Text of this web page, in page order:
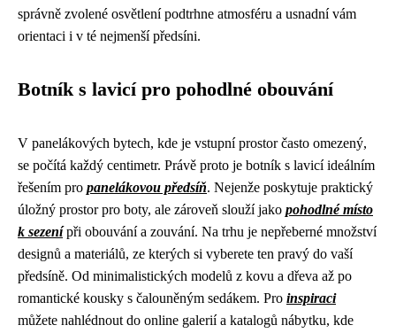
správně zvolené osvětlení podtrhne atmosféru a usnadní vám
orientaci i v té nejmenší předsíni.
Botník s lavicí pro pohodlné obouvání
V panelákových bytech, kde je vstupní prostor často omezený,
se počítá každý centimetr. Právě proto je botník s lavicí ideálním
řešením pro panelákovou předsíň. Nejenže poskytuje praktický
úložný prostor pro boty, ale zároveň slouží jako pohodlné místo
k sezenípři obouvání a zouvání. Na trhu je nepřeberné množství
designů a materiálů, ze kterých si vyberete ten pravý do vaší
předsíně. Od minimalistických modelů z kovu a dřeva až po
romantické kousky s čalouněným sedákem. Pro inspiraci
můžete nahlédnout do online galerií a katalogů nábytku, kde